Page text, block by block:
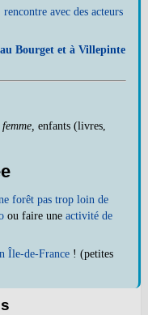
rencontre avec des acteurs
Bourget et à Villepinte
enfants (livres,
forêt pas trop loin de
ou faire une activité de
Île-de-France ! (petites